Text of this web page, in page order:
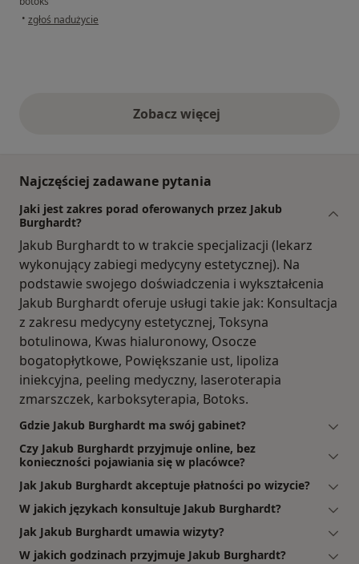
• w opinii użytkownika Konto zostało usunięte
zgłoś nadużycie
Zobacz więcejopinie powyżej
Najczęściej zadawane pytania
Jaki jest zakres porad oferowanych przez Jakub
Burghardt?
Jakub Burghardt to w trakcie specjalizacji (lekarz
wykonujący zabiegi medycyny estetycznej). Na
podstawie swojego doświadczenia i wykształcenia
Jakub Burghardt oferuje usługi takie jak: Konsultacja
z zakresu medycyny estetycznej, Toksyna
botulinowa, Kwas hialuronowy, Osocze
bogatopłytkowe, Powiększanie ust, lipoliza
iniekcyjna, peeling medyczny, laseroterapia
zmarszczek, karboksyterapia, Botoks.
Gdzie Jakub Burghardt ma swój gabinet?
Czy Jakub Burghardt przyjmuje online, bez
konieczności pojawiania się w placówce?
Jak Jakub Burghardt akceptuje płatności po wizycie?
W jakich językach konsultuje Jakub Burghardt?
Jak Jakub Burghardt umawia wizyty?
W jakich godzinach przyjmuje Jakub Burghardt?